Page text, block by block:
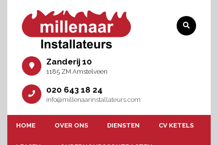
Zanderij 10
1185 ZM Amstelveen
020 643 18 24
info@millenaarinstallateurs.com
HOME OVER ONS DIENSTEN CV KETELS